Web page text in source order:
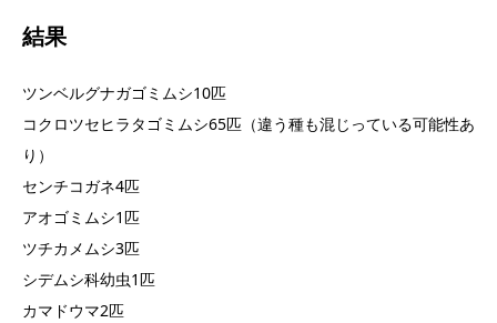
結果
ツンベルグナガゴミムシ10匹
コクロツセヒラタゴミムシ65匹（違う種も混じっている可能性あ
り）
センチコガネ4匹
アオゴミムシ1匹
ツチカメムシ3匹
シデムシ科幼虫1匹
カマドウマ2匹